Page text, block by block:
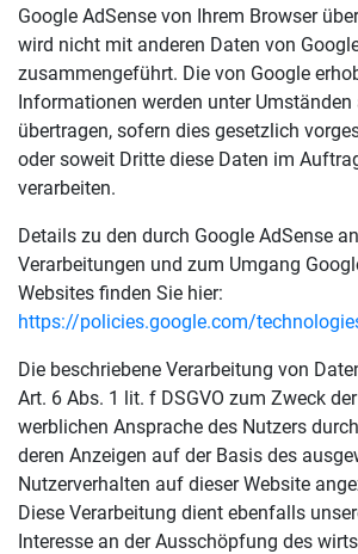
Google AdSense von Ihrem Browser
wird nicht mit anderen Daten von
zusammengeführt. Die von Google
Informationen werden unter Umständen
übertragen, sofern dies gesetzlich
oder soweit Dritte diese Daten im
verarbeiten.
Details zu den durch Google AdSense
Verarbeitungen und zum Umgang
Websites finden Sie hier:
https://policies.google.com/
Die beschriebene Verarbeitung von
Art. 6 Abs. 1 lit. f DSGVO zum Zweck
werblichen Ansprache des Nutzers
deren Anzeigen auf der Basis des
Nutzerverhalten auf dieser Website
Diese Verarbeitung dient ebenfalls
Interesse an der Ausschöpfung des